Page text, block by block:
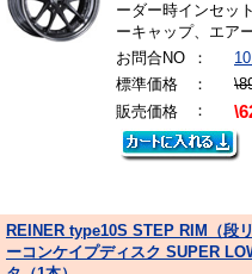
ーダー時インセッ
ーキャップ、エア
お問合NO
：
標準価格
：
販売価格
：
REINER type10S STEP RIM（段
ーコンケイプディスク SUPER